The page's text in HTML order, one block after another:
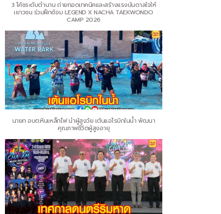
3 โค้ชระดับตำนาน ถ่ายทอดเทคนิคและสร้างแรงบันดาลใจให้
เยาวชน ร่วมฝึกซ้อม LEGEND X NACHA TAEKWONDO
CAMP 2026
นายก อบต.หินเหล็กไฟ นำผู้สูงวัย เต้นแอโรบิกในน้ำ พัฒนา
คุณภาพชีวิตผู้สูงอายุ